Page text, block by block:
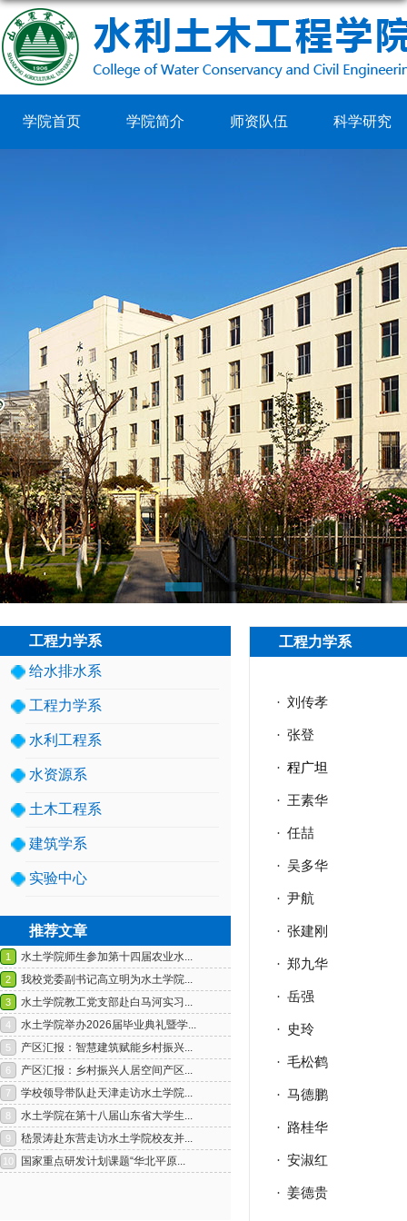
学院首页 学院简介 师资队伍 科学研究
1 2
工程力学系
给水排水系
工程力学系
水利工程系
水资源系
土木工程系
建筑学系
实验中心
推荐文章
工程力学系
· 刘传孝
· 张登
· 程广坦
· 王素华
· 任喆
· 吴多华
· 尹航
· 张建刚
· 郑九华
· 岳强
· 史玲
· 毛松鹤
· 马德鹏
· 路桂华
· 安淑红
· 姜德贵